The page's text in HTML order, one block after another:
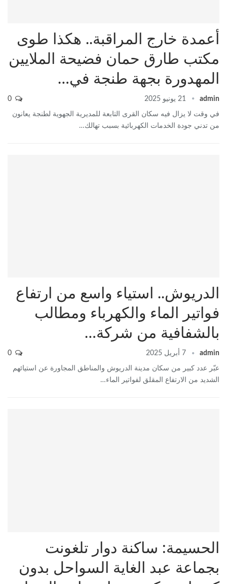
أعمدة خارج المراقبة.. هكذا طوى
مكتب طارق حمان فضيحة الملايين
المهدورة بجهة طنجة في…
admin 21 يونيو 2025
في وقت لا يزال فيه سكان القرى التابعة للمديرية الجهوية لطنجة يعانون
من تدني جودة الخدمات الكهربائية بسبب تهالك…
الدريوش.. استياء واسع من ارتفاع
فواتير الماء والكهرباء ومطالب
بالشفافية من شركة…
admin 7 أبريل 2025
عبّر عدد كبير من سكان مدينة الدريوش والمناطق المجاورة عن استيائهم
الشديد من الارتفاع المقلق لفواتير الماء…
الحسيمة: ساكنة دوار تلغونت
بجماعة عبد الغاية السواحل بدون